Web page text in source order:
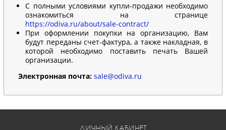
С полными условиями купли-продажи необходимо
ознакомиться на странице
https://odiva.ru/about/sale-contract/
При оформлении покупки на организацию, Вам
будут переданы счет-фактура, а также накладная, в
которой необходимо поставить печать Вашей
организации.
Электронная почта: sale@odiva.ru
ЛИЧНЫЙ КАБИНЕТ